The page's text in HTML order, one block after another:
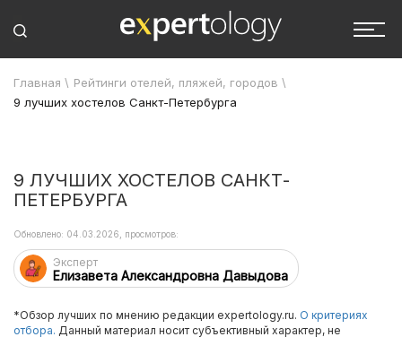
Главная \ Рейтинги отелей, пляжей, городов \
9 лучших хостелов Санкт-Петербурга
9 ЛУЧШИХ ХОСТЕЛОВ САНКТ-
ПЕТЕРБУРГА
Эксперт
Елизавета Александровна Давыдова
Обновлено: 04.03.2026, просмотров:
*Обзор лучших по мнению редакции expertology.ru. О критериях
отбора. Данный материал носит субъективный характер, не